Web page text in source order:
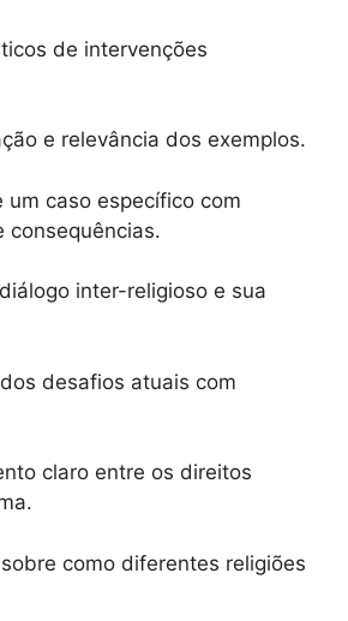
de intervenções
e relevância dos exemplos.
um caso específico com
consequências.
inter-religioso e sua
desafios atuais com
claro entre os direitos
como diferentes religiões